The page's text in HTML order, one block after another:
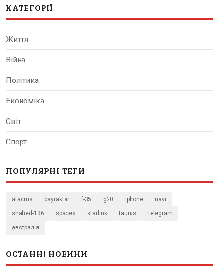
КАТЕГОРІЇ
Життя
Війна
Політика
Економіка
Світ
Спорт
ПОПУЛЯРНІ ТЕГИ
atacms bayraktar f-35 g20 iphone navi
shahed-136 spacex starlink taurus telegram
австралія
ОСТАННІ НОВИНИ